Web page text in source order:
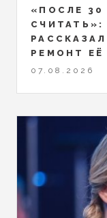
«ПОСЛЕ
СЧИТАТЬ»:
РЕМОНТ
07.08.2026